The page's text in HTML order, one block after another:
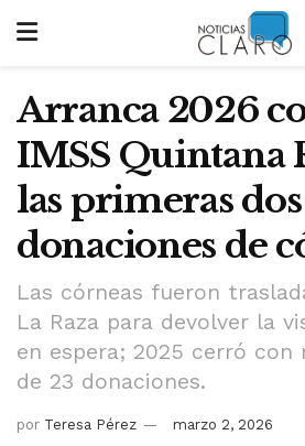
Arranca 2026
IMSS Quintana
las primeras dos
donaciones de
Las córneas fueron
La Raza para devolver la
en espera; 2025 cerró
de 23 donaciones.
por Teresa Pérez marzo 2, 2026